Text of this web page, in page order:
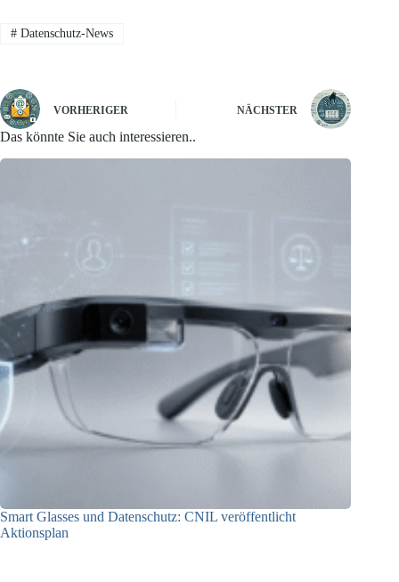
#Datenschutz-News
VORHERIGER NÄCHSTER
Das könnte Sie auch interessieren..
Smart Glasses und Datenschutz: CNIL veröffentlicht
Aktionsplan